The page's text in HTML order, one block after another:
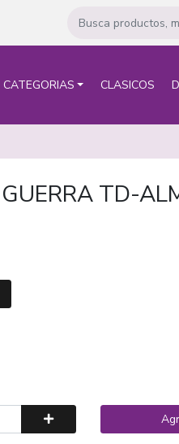
CATEGORIAS CLASICOS
TD-